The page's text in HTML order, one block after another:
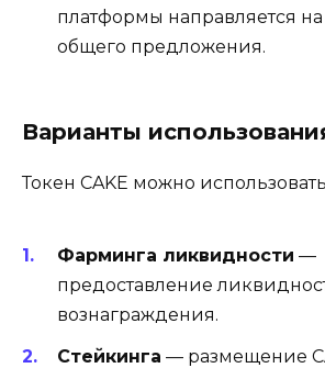
платформы направляется
общего предложения.
Варианты
Токен CAKE можно
Фарминга ликвидности —
предоставление
вознаграждения.
Стейкинга — размещение